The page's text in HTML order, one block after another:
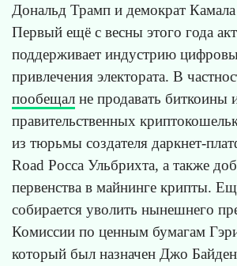
Дональд Трамп и демократ
Первый ещё с весны этого года
поддерживает индустрию
привлечения электората. В
пообещал не продавать биткоины
правительственных
из тюрьмы создателя даркнет-
Road Росса Ульбрихта, а также
первенства в майнинге крипты.
собирается уволить нынешнего
Комиссии по ценным бумагам
который был назначен Джо